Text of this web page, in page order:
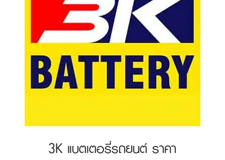
3K แบตเตอรี่รถยนต์ ราคา